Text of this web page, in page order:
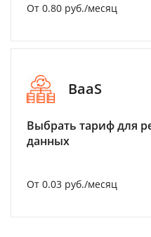
От 0.80 руб./месяц
BaaS
Выбрать тариф для
данных
От 0.03 руб./месяц